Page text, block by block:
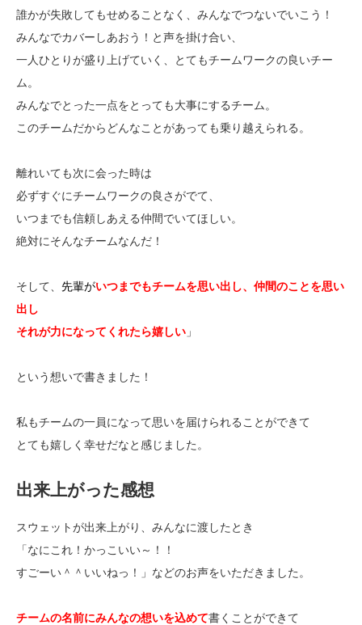
誰かが失敗してもせめることなく、みんなでつないでいこう！
みんなでカバーしあおう！と声を掛け合い、
一人ひとりが盛り上げていく、とてもチームワークの良いチー
ム。
みんなでとった一点をとっても大事にするチーム。
このチームだからどんなことがあっても乗り越えられる。
離れいても次に会った時は
必ずすぐにチームワークの良さがでて、
いつまでも信頼しあえる仲間でいてほしい。
絶対にそんなチームなんだ！
そして、 先輩がいつまでもチームを思い出し、仲間のことを思い
出し
それが力になってくれたら嬉しい 」
という想いで書きました！
私もチームの一員になって思いを届けられることができて
とても嬉しく幸せだなと感じました。
出来上がった感想
スウェットが出来上がり、みんなに渡したとき
「なにこれ！かっこいい～！！
すごーい＾＾いいねっ！」などのお声をいただきました。
チームの名前にみんなの想いを込めて書くことができて